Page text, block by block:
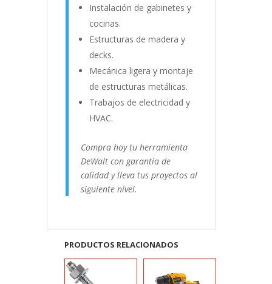
Instalación de gabinetes y
cocinas.
Estructuras de madera y
decks.
Mecánica ligera y montaje
de estructuras metálicas.
Trabajos de electricidad y
HVAC.
Compra hoy tu herramienta
DeWalt con garantía de
calidad y lleva tus proyectos al
siguiente nivel.
PRODUCTOS RELACIONADOS